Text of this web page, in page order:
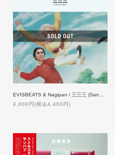
4,000円(税込4,400円)